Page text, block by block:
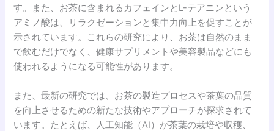
す。また、お茶に含まれるカフェインとL-テアニンという
アミノ酸は、リラクゼーションと集中力向上を促すことが
示されています。これらの研究により、お茶は自然のまま
で飲むだけでなく、健康サプリメントや美容製品などにも
使われるようになる可能性があります。
また、最新の研究では、お茶の製造プロセスや茶葉の品質
を向上させるための新たな技術やアプローチが探求されて
います。たとえば、人工知能（AI）が茶葉の栽培や収穫、